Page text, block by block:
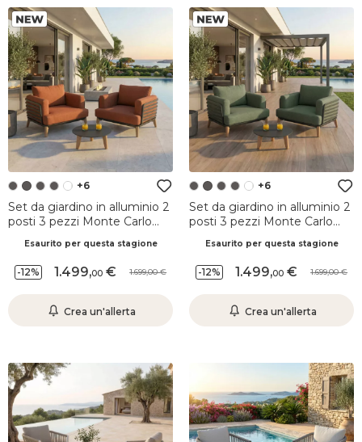
+6
Set da giardino in alluminio 2
posti 3 pezzi Monte Carlo
Esaurito per questa stagione
-12% 1.499,00 1.699,00
Crea un'allerta
+6
Set da giardino in alluminio 2
posti 3 pezzi Monte Carlo
rosmarino
Esaurito per questa stagione
-12% 1.499,00 1.699,00
Crea un'allerta